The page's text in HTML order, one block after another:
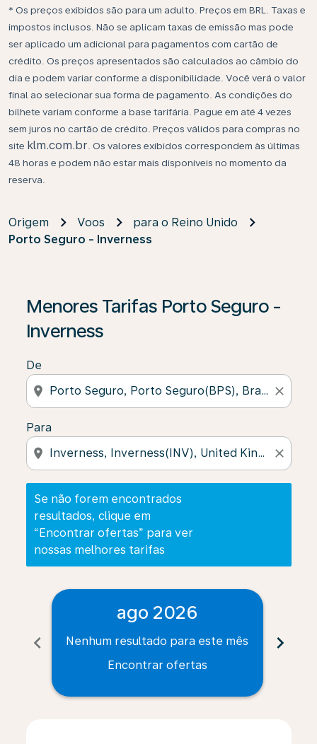
* Os preços exibidos são para um adulto. Preços em BRL. Taxas e
impostos inclusos. Não se aplicam taxas de emissão mas pode
ser aplicado um adicional para pagamentos com cartão de
crédito. Os preços apresentados são calculados ao câmbio do
dia e podem variar conforme a disponibilidade. Você verá o valor
final ao selecionar sua forma de pagamento. As condições do
bilhete variam conforme a base tarifária. Pague em até 4 vezes
sem juros no cartão de crédito. Preços válidos para compras no
site klm.com.br . Os valores exibidos correspondem às últimas
48 horas e podem não estar mais disponíveis no momento da
reserva.
Origem Voos
para o Reino Unido
Porto Seguro - Inverness
Menores Tarifas Porto Seguro -
Inverness
De
location_on close
Para
location_on close
Se não forem encontrados
resultados, clique em
“Encontrar ofertas” para ver
nossas melhores tarifas
Se não forem encontrados resultados, clique em
chevron_left
ago 2026
Nenhum resultado para este mês
Encontrar ofertas
chevron_right